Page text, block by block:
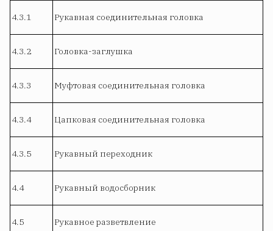
4.3.1 Рукавная соединительная головка
4.3.2 Головка-заглушка
4.3.3 Муфтовая соединительная головка
4.3.4 Цапковая соединительная головка
4.3.5 Рукавный переходник
4.4 Рукавный водосборник
4.5 Рукавное разветвление